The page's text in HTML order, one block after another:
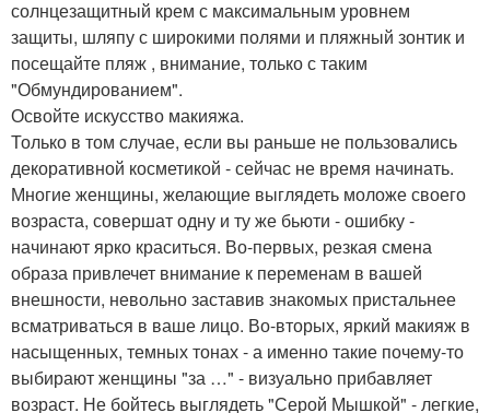
солнцезащитный крем с максимальным уровнем
защиты, шляпу с широкими полями и пляжный зонтик и
посещайте пляж , внимание, только с таким
"Обмундированием".
Освойте искусство макияжа.
Только в том случае, если вы раньше не пользовались
декоративной косметикой - сейчас не время начинать.
Многие женщины, желающие выглядеть моложе своего
возраста, совершат одну и ту же бьюти - ошибку -
начинают ярко краситься. Во-первых, резкая смена
образа привлечет внимание к переменам в вашей
внешности, невольно заставив знакомых пристальнее
всматриваться в ваше лицо. Во-вторых, яркий макияж в
насыщенных, темных тонах - а именно такие почему-то
выбирают женщины "за …" - визуально прибавляет
возраст. Не бойтесь выглядеть "Серой Мышкой" - легкие,